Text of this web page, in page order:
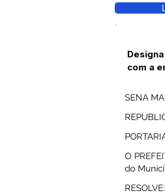
com a
SENA
O
do
RESOLVE: